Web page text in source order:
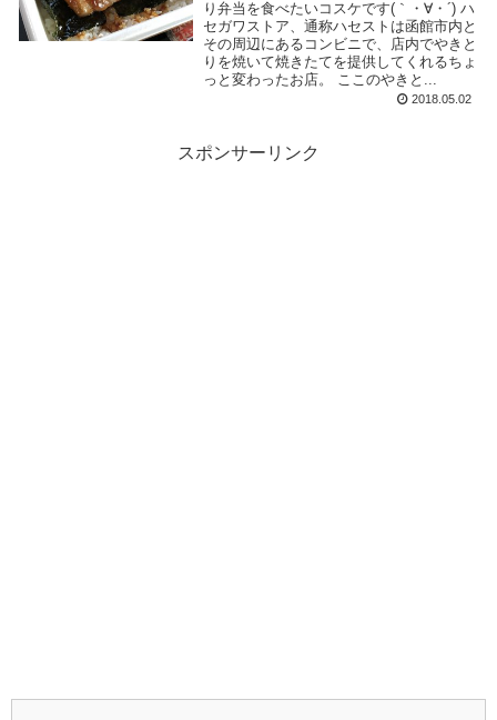
り弁当を食べたいコスケです(｀・∀・´) ハ
セガワストア、通称ハセストは函館市内と
その周辺にあるコンビニで、店内でやきと
りを焼いて焼きたてを提供してくれるちょ
っと変わったお店。 ここのやきと...
2018.05.02
スポンサーリンク